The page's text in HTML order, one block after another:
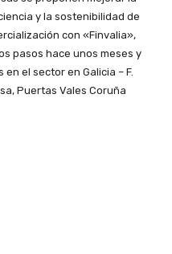
y la sostenibilidad de
con «Finvalia»,
pasos hace unos meses y
el sector en Galicia – F.
Puertas Vales Coruña